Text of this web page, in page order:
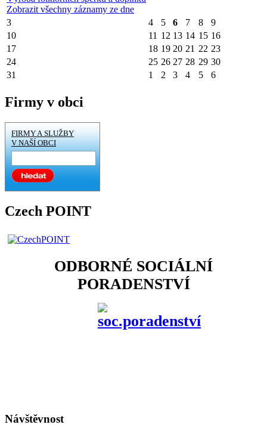
Zobrazit všechny záznamy ze dne
3
4 5 6 7 8
9
10
11 12 13 14 15 16
17
18 19 20 21 22 23
24
25 26 27 28 29 30
31
1 2 3 4 5 6
Firmy v obci
FIRMY A SLUŽBY
V NAŠÍ OBCI
Czech POINT
ODBORNÉ SOCIÁLNÍ
PORADENSTVÍ
Návštěvnost